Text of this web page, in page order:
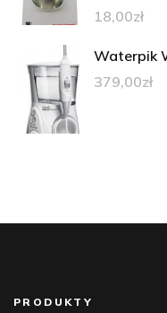
18,00zł
Waterpik
379,00zł
PRODUKTY